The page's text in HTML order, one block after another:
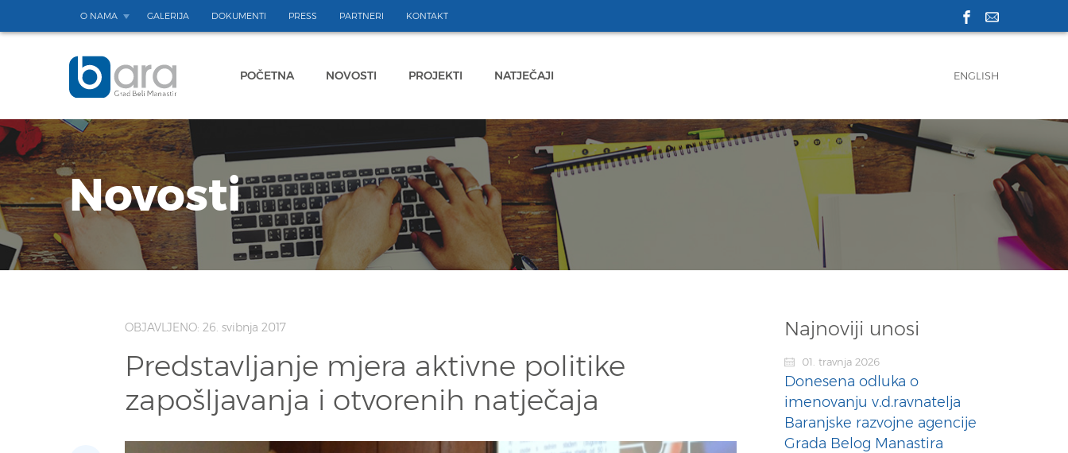
O NAMA GALERIJA DOKUMENTI PRESS PARTNERI KONTAKT
POČETNA NOVOSTI PROJEKTI NATJEČAJI ENGLISH
Novosti
OBJAVLJENO: 26. svibnja 2017
Predstavljanje mjera aktivne politike
zapošljavanja i otvorenih natječaja
Najnoviji unosi
01. travnja 2026
Donesena odluka o
imenovanju v.d.ravnatelja
Baranjske razvojne agencije
Grada Belog Manastira